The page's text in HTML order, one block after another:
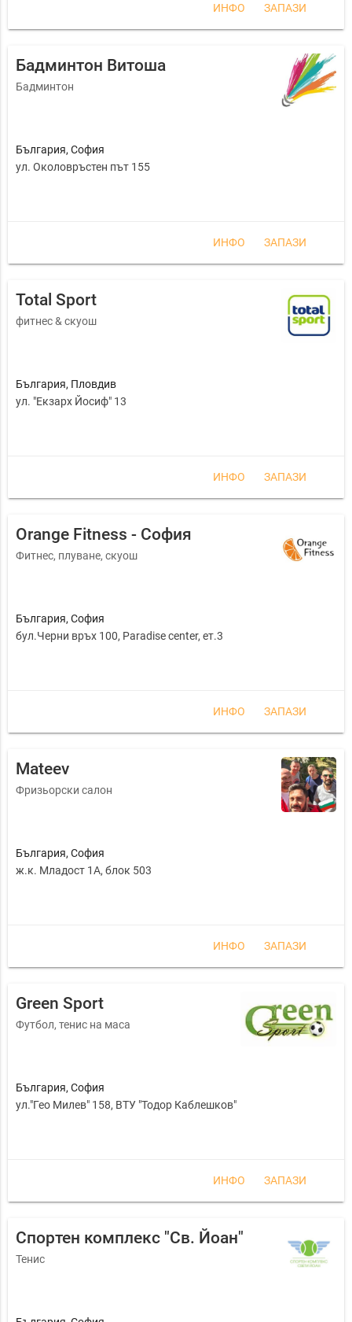
ИНФО ЗАПАЗИ
Бадминтон Витоша
Бадминтон
България, София
ул. Околовръстен път 155
ИНФО ЗАПАЗИ
Total Sport
фитнес & скуош
България, Пловдив
ул. "Екзарх Йосиф" 13
ИНФО ЗАПАЗИ
Orange Fitness - София
Фитнес, плуване, скуош
България, София
бул.Черни връх 100, Paradise center, ет.3
ИНФО ЗАПАЗИ
Mateev
Фризьорски салон
България, София
ж.к. Младост 1А, блок 503
ИНФО ЗАПАЗИ
Green Sport
Футбол, тенис на маса
България, София
ул."Гео Милев" 158, ВТУ "Тодор Каблешков"
ИНФО ЗАПАЗИ
Спортен комплекс "Св. Йоан"
Тенис